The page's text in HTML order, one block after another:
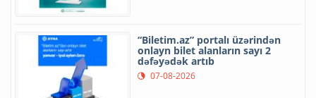
“Biletim.az” portalı üzərindən
onlayn bilet alanların sayı 2
dəfəyədək artıb
07-08-2026